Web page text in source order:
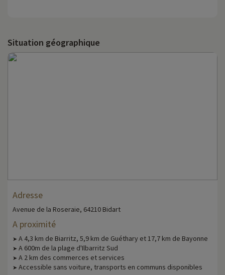
Situation géographique
Adresse
Avenue de la Roseraie, 64210 Bidart
A proximité
➤ A 4,3 km de Biarritz, 5,9 km de Guéthary et 17,7 km de Bayonne
➤ A 600m de la plage d'Ilbarritz Sud
➤ A 2 km des commerces et services
➤ Accessible sans voiture, transports en communs disponibles